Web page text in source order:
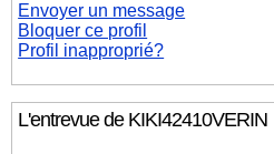
Envoyer un message
Bloquer ce profil
Profil inapproprié?
L'entrevue de KIKI42410VERIN